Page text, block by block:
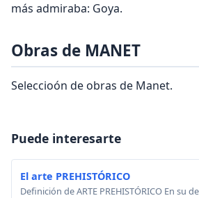
más admiraba: Goya.
Obras de MANET
Seleccioón de obras de Manet.
Puede interesarte
El arte PREHISTÓRICO
Definición de ARTE PREHISTÓRICO En su